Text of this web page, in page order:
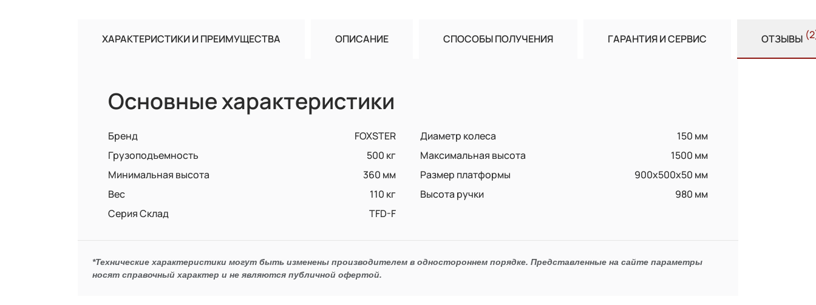
ХАРАКТЕРИСТИКИ И ПРЕИМУЩЕСТВА ОПИСАНИЕ СПОСОБЫ ПОЛУЧЕНИЯ ГАРАНТИЯ И СЕРВИС ОТЗЫВЫ
Основные характеристики
Бренд FOXSTER Диаметр колеса
150 мм
Грузоподъемность
500 кг Максимальная высота
1500 мм
Минимальная высота
360 мм Размер платформы
900x500х50 мм
Вес
110 кг Высота ручки
980 мм
Серия Склад
TFD-F
*Технические характеристики могут быть изменены производителем в одностороннем порядке. Представленные на сайте параметры
носят справочный характер и не являются публичной офертой.